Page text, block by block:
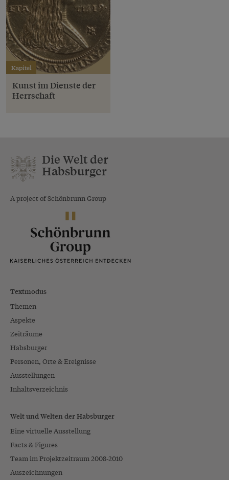
Kapitel
Kunst im Dienste der
Herrschaft
Die Welt der
Habsburger
A project of Schönbrunn Group
Textmodus
Themen
Aspekte
Zeiträume
Habsburger
Personen, Orte & Ereignisse
Ausstellungen
Inhaltsverzeichnis
Welt und Welten der Habsburger
Eine virtuelle Ausstellung
Facts & Figures
Team im Projektzeitraum 2008-2010
Auszeichnungen